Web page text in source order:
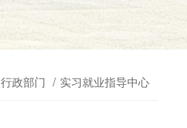
行政部门 实习就业指导中心